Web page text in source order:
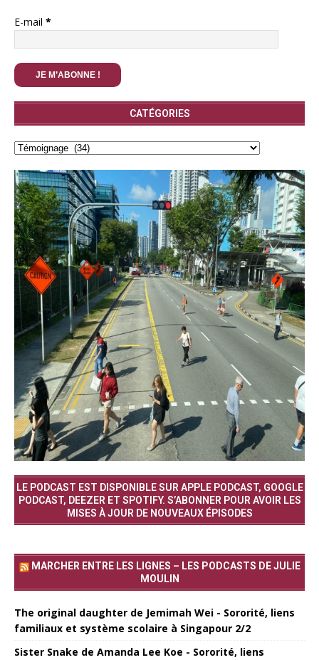
E-mail *
CATÉGORIES
LE PODCAST EST DISPONIBLE SUR APPLE PODCAST, GOOGLE
PODCAST, DEEZER ET SPOTIFY. S’ABONNER POUR AVOIR LES
MISES À JOUR DE NOUVEAUX ÉPISODES
MARCHER ENTRE LES LIGNES – LES PODCASTS DE JULIE
MOULIN
The original daughter de Jemimah Wei - Sororité, liens
familiaux et système scolaire à Singapour 2/2
Sister Snake de Amanda Lee Koe - Sororité, liens